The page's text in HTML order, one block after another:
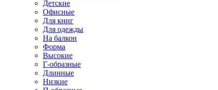
Детские
Офисные
Для книг
Для одежды
На балкон
Форма
Высокие
Г-образные
Длинные
Низкие